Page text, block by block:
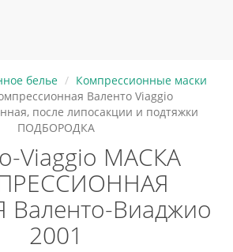
белье
Компрессионные маски
Валенто Viaggio
после липосакции и подтяжки
ПОДБОРОДКА
Viaggio МАСКА
Виаджио
2001